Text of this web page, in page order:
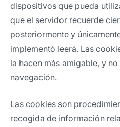
dispositivos que pueda
que el servidor recuerde
posteriormente y
implementó leerá. Las
la hacen más amigable, y
navegación.
Las cookies son
recogida de información